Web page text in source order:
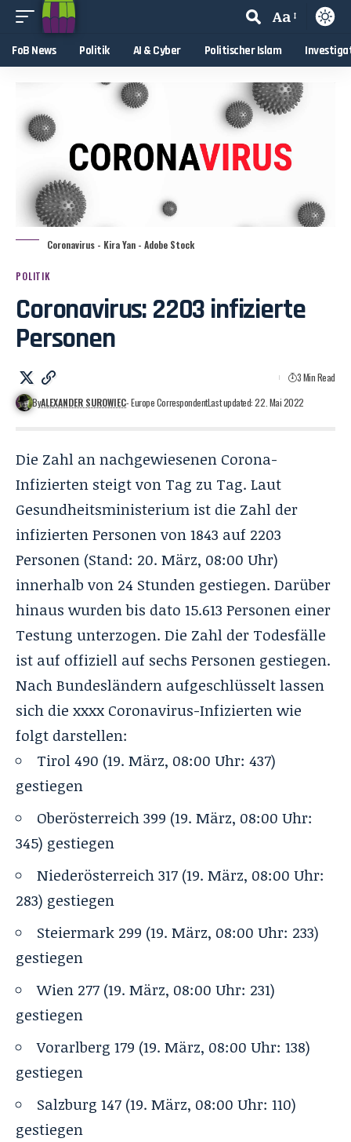
Aa
FoB News Politik AI & Cyber Politischer Islam
Coronavirus - Kira Yan - Adobe Stock
POLITIK
Coronavirus: 2203 infizierte
Personen
ByALEXANDER SUROWIEC- Europe CorrespondentLast updated: 22. Mai 2022
3 Min Read
Die Zahl an nachgewiesenen Corona-
Infizierten steigt von Tag zu Tag. Laut
Gesundheitsministerium ist die Zahl der
infizierten Personen von 1843 auf 2203
Personen (Stand: 20. März, 08:00 Uhr)
innerhalb von 24 Stunden gestiegen. Darüber
hinaus wurden bis dato 15.613 Personen einer
Testung unterzogen. Die Zahl der Todesfälle
ist auf offiziell auf sechs Personen gestiegen.
Nach Bundesländern aufgeschlüsselt lassen
sich die xxxx Coronavirus-Infizierten wie
folgt darstellen:
Tirol 490 (19. März, 08:00 Uhr: 437)
gestiegen
Oberösterreich 399 (19. März, 08:00 Uhr:
345) gestiegen
Niederösterreich 317 (19. März, 08:00 Uhr:
283) gestiegen
Steiermark 299 (19. März, 08:00 Uhr: 233)
gestiegen
Wien 277 (19. März, 08:00 Uhr: 231)
gestiegen
Vorarlberg 179 (19. März, 08:00 Uhr: 138)
gestiegen
Salzburg 147 (19. März, 08:00 Uhr: 110)
gestiegen